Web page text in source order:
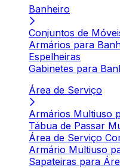
Banheiro
Conjuntos de
Armários para
Espelheiras
Gabinetes para
Área de Serviço
Armários Multiuso
Tábua de Passar
Área de Serviço
Armário Multiuso
Sapateiras para